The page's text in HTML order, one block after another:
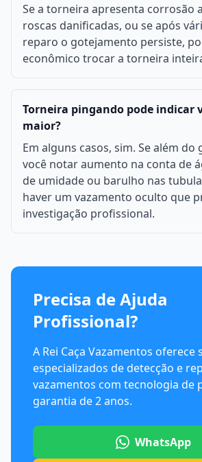
Se a torneira apresenta corrosão
roscas danificadas, ou se após
reparo o gotejamento persiste,
econômico trocar a torneira
Torneira pingando pode indicar
maior?
Em alguns casos, sim. Se além
você notar aumento na conta de
de umidade ou barulho nas
haver um vazamento oculto que
investigação profissional.
Precisa de Ajuda
Profissional?
A Rei Caça Vazamentos oferece
especializados de detecção e
vazamentos com tecnologia de
garantia de 2 anos.
WhatsApp